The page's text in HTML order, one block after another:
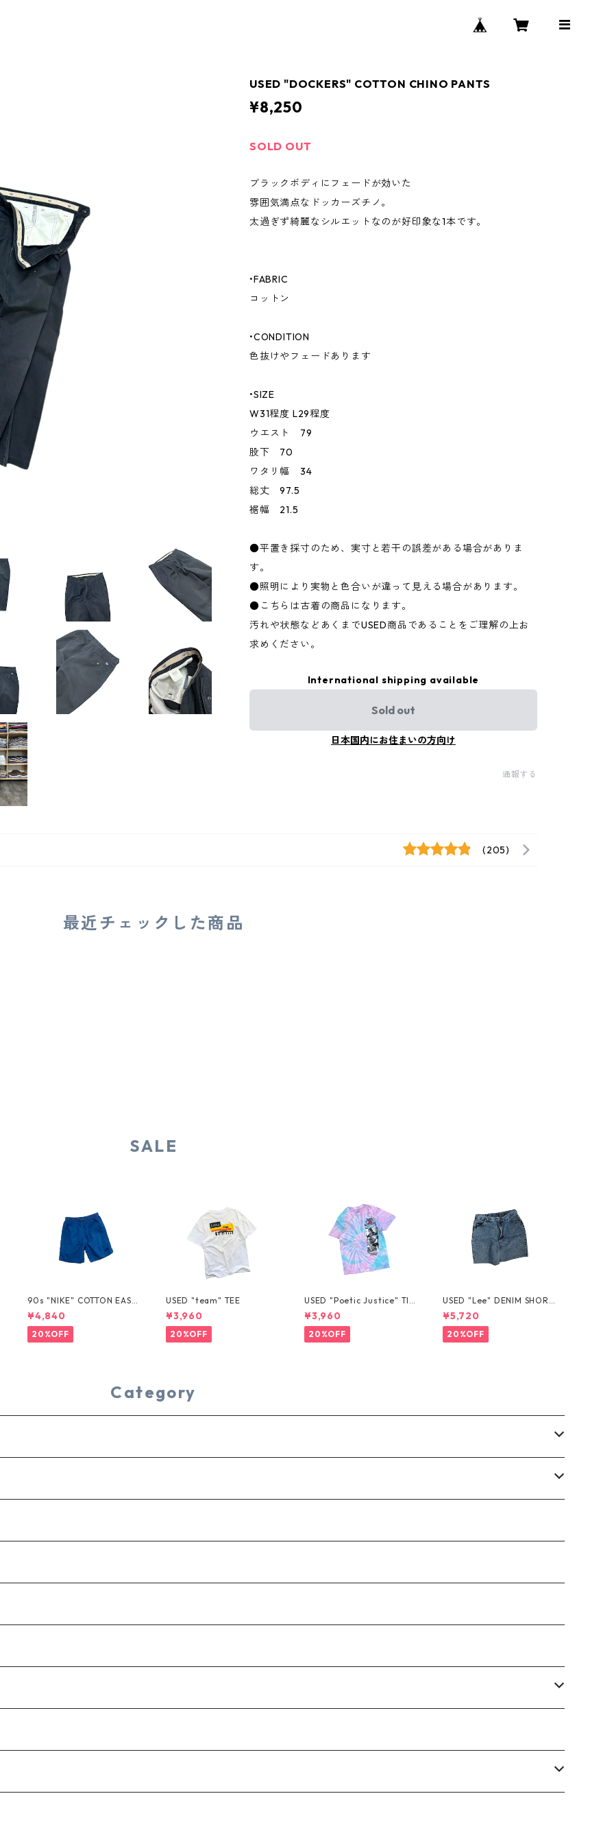
USED "DOCKERS" COTTON CHINO PANTS
¥8,250
SOLD OUT
ブラックボディにフェードが効いた
雰囲気満点なドッカーズチノ。
太過ぎず綺麗なシルエットなのが好印象な1本です。
•FABRIC
コットン
•CONDITION
色抜けやフェードあります
•SIZE
W31程度 L29程度
ウエスト 79
股下 70
ワタリ幅 34
総丈 97.5
裾幅 21.5
●平置き採寸のため、実寸と若干の誤差がある場合がありま
す。
●照明により実物と色合いが違って見える場合があります。
●こちらは古着の商品になります。
汚れや状態などあくまでUSED商品であることをご理解の上お
求めください。
International shipping available
Sold out
日本国内にお住まいの方向け
通報する
(205)
最近チェックした商品
SALE
90s "NIKE" COTTON EASY
SHORTS
¥4,840
20%OFF
USED "team" TEE
¥3,960
20%OFF
USED "Poetic Justice" TIE
-DYE TEE
¥3,960
20%OFF
USED "Lee" DENIM SHORT
S
¥5,720
20%OFF
Category